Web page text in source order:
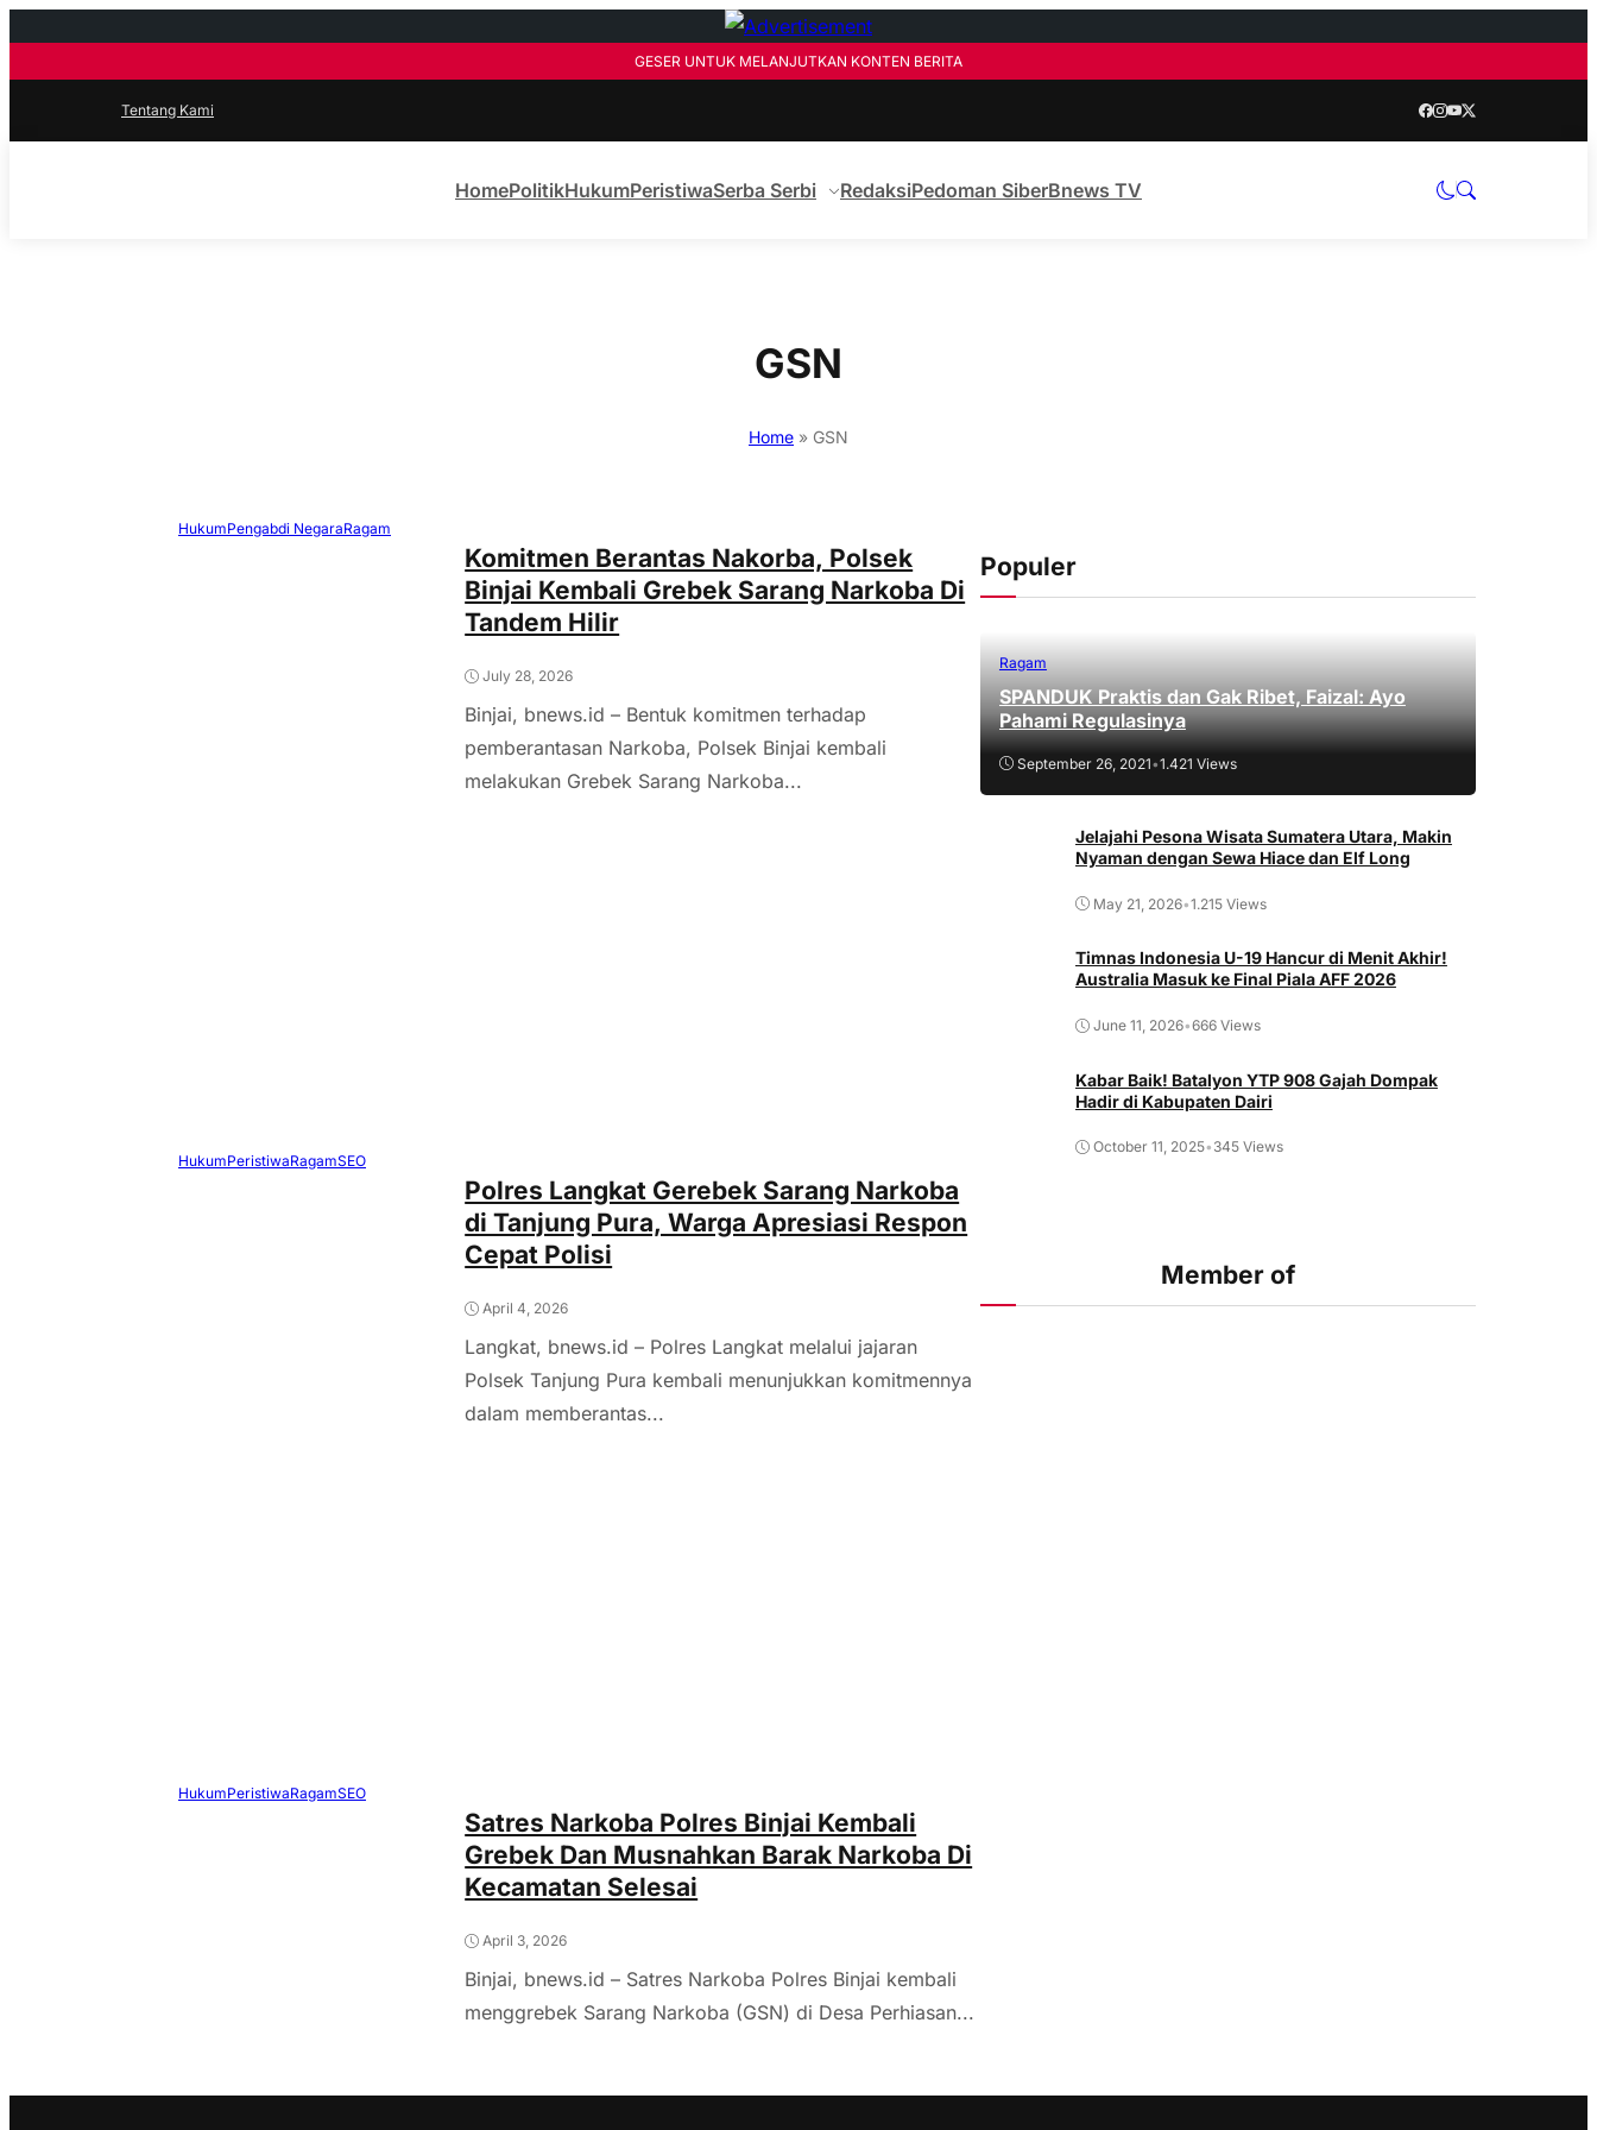
GESER UNTUK MELANJUTKAN KONTEN BERITA
Tentang Kami
HomePolitikHukumPeristiwaSerba Serbi RedaksiPedoman SiberBnews TV
GSN
Home » GSN
HukumPengabdi NegaraRagam
Komitmen Berantas Nakorba, Polsek
Binjai Kembali Grebek Sarang Narkoba Di
Tandem Hilir
July 28, 2026
Binjai, bnews.id – Bentuk komitmen terhadap
pemberantasan Narkoba, Polsek Binjai kembali
melakukan Grebek Sarang Narkoba...
HukumPeristiwaRagamSEO
Polres Langkat Gerebek Sarang Narkoba
di Tanjung Pura, Warga Apresiasi Respon
Cepat Polisi
April 4, 2026
Langkat, bnews.id – Polres Langkat melalui jajaran
Polsek Tanjung Pura kembali menunjukkan komitmennya
dalam memberantas...
HukumPeristiwaRagamSEO
Satres Narkoba Polres Binjai Kembali
Grebek Dan Musnahkan Barak Narkoba Di
Kecamatan Selesai
April 3, 2026
Binjai, bnews.id – Satres Narkoba Polres Binjai kembali
menggrebek Sarang Narkoba (GSN) di Desa Perhiasan...
Populer
Ragam
SPANDUK Praktis dan Gak Ribet, Faizal: Ayo
Pahami Regulasinya
September 26, 2021•1.421 Views
Jelajahi Pesona Wisata Sumatera Utara, Makin
Nyaman dengan Sewa Hiace dan Elf Long
May 21, 2026•1.215 Views
Timnas Indonesia U-19 Hancur di Menit Akhir!
Australia Masuk ke Final Piala AFF 2026
June 11, 2026•666 Views
Kabar Baik! Batalyon YTP 908 Gajah Dompak
Hadir di Kabupaten Dairi
October 11, 2025• 345 Views
Member of